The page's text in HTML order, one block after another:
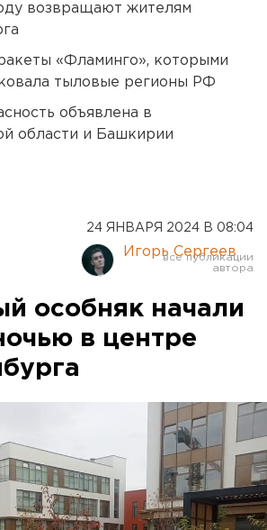
возвращают жителям
«Фламинго», которыми
тыловые регионы РФ
объявлена в
области и Башкирии
24 ЯНВАРЯ 2024 В 08:04
Игорь Сергеев
особняк начали
в центре